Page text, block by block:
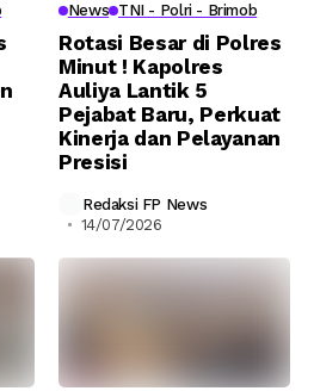
News TNI - Polri - Brimob
Rotasi Besar di Polres
Minut ! Kapolres
Auliya Lantik 5
Pejabat Baru, Perkuat
Kinerja dan Pelayanan
Presisi
Redaksi FP News
14/07/2026